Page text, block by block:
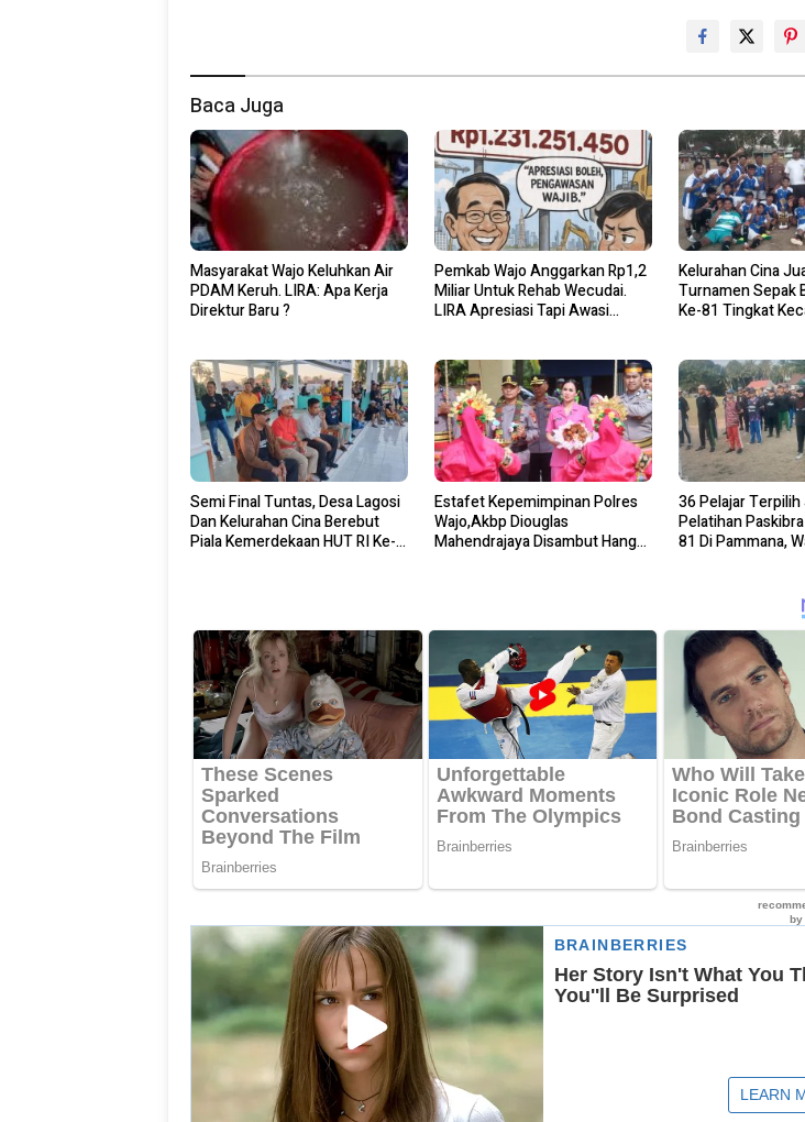
Baca Juga
Masyarakat Wajo Keluhkan Air
PDAM Keruh. LIRA: Apa Kerja
Direktur Baru ?
Pemkab Wajo Anggarkan Rp1,2
Miliar Untuk Rehab Wecudai.
LIRA Apresiasi Tapi Awasi
Kelurahan Cina
Turnamen Sepak
Ke-81 Tingkat
Semi Final Tuntas, Desa Lagosi
Dan Kelurahan Cina Berebut
Piala Kemerdekaan HUT RI Ke-
Estafet Kepemimpinan Polres
Wajo,Akbp Diouglas
Mahendrajaya Disambut Hangat
36 Pelajar Terpilih
Pelatihan
81 Di Pammana,